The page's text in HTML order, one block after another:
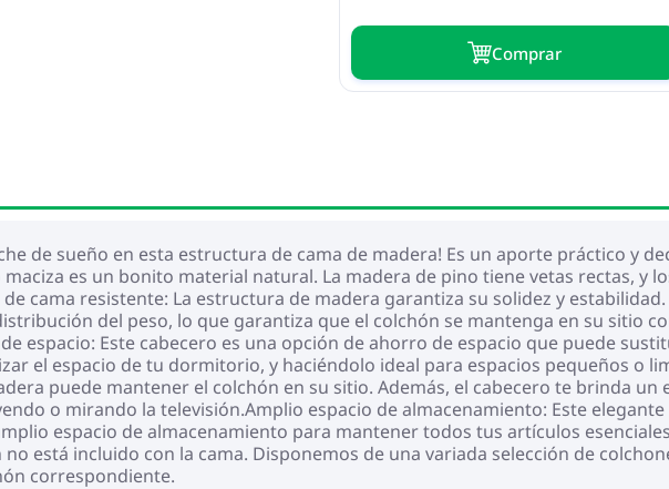
Сomprar
de sueño en esta estructura de cama de madera! Es un aporte práctico y
maciza es un bonito material natural. La madera de pino tiene vetas rectas, y
cama resistente: La estructura de madera garantiza su solidez y
del peso, lo que garantiza que el colchón se mantenga en su sitio
espacio: Este cabecero es una opción de ahorro de espacio que puede
el espacio de tu dormitorio, y haciéndolo ideal para espacios pequeños o
puede mantener el colchón en su sitio. Además, el cabecero te brinda un
o mirando la televisión.Amplio espacio de almacenamiento: Este
espacio de almacenamiento para mantener todos tus artículos
está incluido con la cama. Disponemos de una variada selección de
correspondiente.